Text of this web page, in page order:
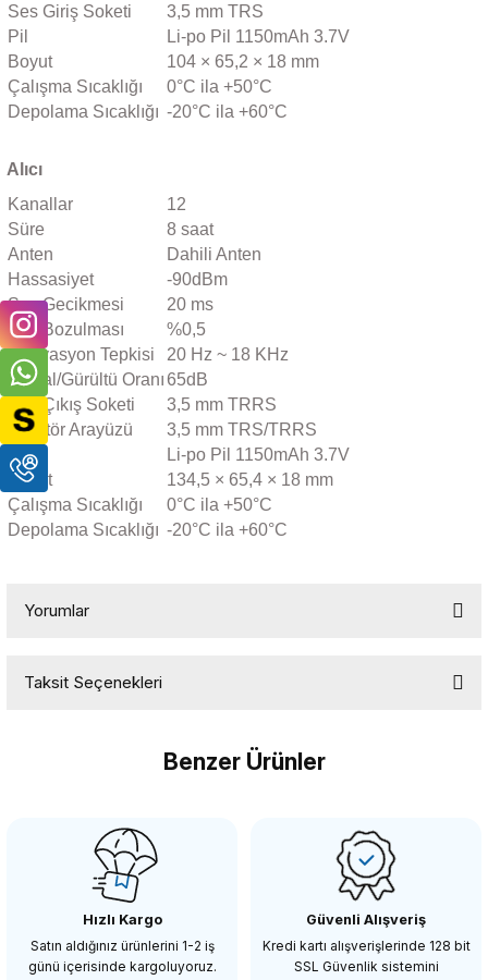
Ses Giriş Soketi
3,5 mm TRS
Pil
Li-po Pil 1150mAh 3.7V
Boyut
104 × 65,2 × 18 mm
Çalışma Sıcaklığı
0°C ila +50°C
Depolama Sıcaklığı -20°C ila +60°C
Alıcı
Kanallar
12
Süre
8 saat
Anten
Dahili Anten
Hassasiyet
-90dBm
Ses Gecikmesi
20 ms
Ses Bozulması
%0,5
Radyasyon Tepkisi
20 Hz ~ 18 KHz
Sinyal/Gürültü Oranı65dB
Ses Çıkış Soketi
3,5 mm TRRS
Monitör Arayüzü
3,5 mm TRS/TRRS
Pil
Li-po Pil 1150mAh 3.7V
Boyut
134,5 × 65,4 × 18 mm
Çalışma Sıcaklığı
0°C ila +50°C
Depolama Sıcaklığı -20°C ila +60°C
Yorumlar
Yorum Yaz
Taksit Seçenekleri
Benzer Ürünler
Comica CVM-WM200C Tekli Yaka Mikrofonu
Hızlı Kargo
Satın aldığınız ürünlerini 1-2 iş
günü içerisinde kargoluyoruz.
Güvenli Alışveriş
Kredi kartı alışverişlerinde 128 bit
SSL Güvenlik sistemini